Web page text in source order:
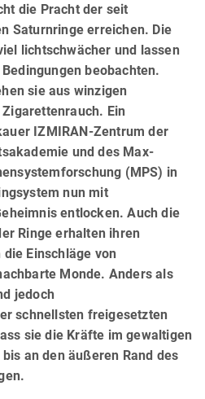
die Pracht der seit
Saturnringe erreichen. Die
lichtschwächer und lassen
beobachten.
sie aus winzigen
Ein
IZMIRAN-Zentrum der
und des Max-
(MPS) in
nun mit
entlocken. Auch die
Ringe erhalten ihren
die Einschläge von
Monde. Anders als
jedoch
schnellsten freigesetzten
sie die Kräfte im gewaltigen
an den äußeren Rand des